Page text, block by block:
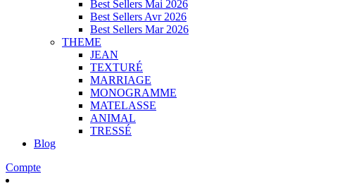
Best Sellers Mai 2026
Best Sellers Avr 2026
Best Sellers Mar 2026
THEME
JEAN
TEXTURÉ
MARRIAGE
MONOGRAMME
MATELASSE
ANIMAL
TRESSÉ
Blog
Compte